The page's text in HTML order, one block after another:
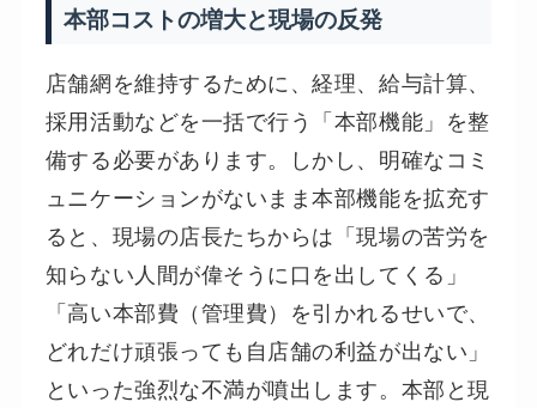
本部コストの増大と現場の反発
店舗網を維持するために、経理、給与計算、
採用活動などを一括で行う「本部機能」を整
備する必要があります。しかし、明確なコミ
ュニケーションがないまま本部機能を拡充す
ると、現場の店長たちからは「現場の苦労を
知らない人間が偉そうに口を出してくる」
「高い本部費（管理費）を引かれるせいで、
どれだけ頑張っても自店舗の利益が出ない」
といった強烈な不満が噴出します。本部と現